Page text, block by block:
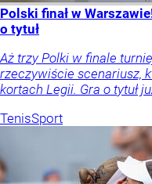
Polski finał w
o tytuł
Aż trzy Polki w finale
rzeczywiście scenariusz,
kortach Legii. Gra o tytuł
TenisSport